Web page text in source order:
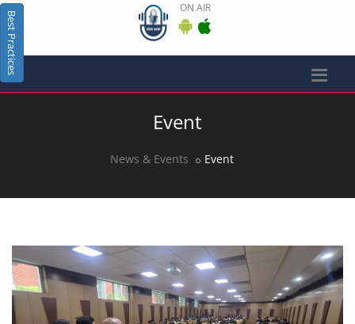
Best Practices
ON AIR
Event
News & Events Event